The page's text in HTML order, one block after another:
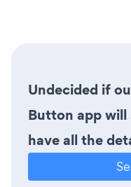
Undecided if
Button app will
have all the